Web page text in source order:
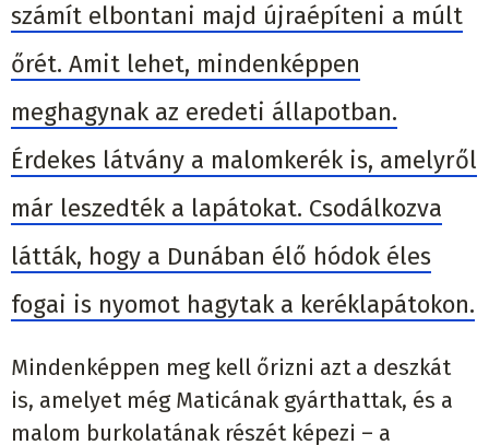
számít elbontani majd újraépíteni a múlt
őrét. Amit lehet, mindenképpen
meghagynak az eredeti állapotban.
Érdekes látvány a malomkerék is, amelyről
már leszedték a lapátokat. Csodálkozva
látták, hogy a Dunában élő hódok éles
fogai is nyomot hagytak a keréklapátokon.
Mindenképpen meg kell őrizni azt a deszkát
is, amelyet még Maticának gyárthattak, és a
malom burkolatának részét képezi – a